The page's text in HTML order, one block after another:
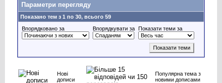
Параметри перегляду
Показано тем з 1 по 30, всього 59
Впорядковано за
Впорядкувати за Показати теми за
Нові
дописи
Популярна тема з
новими дописами